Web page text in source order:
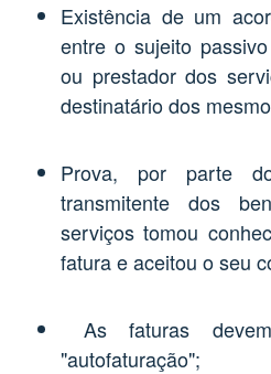
Existência de um
entre o sujeito
ou prestador dos
destinatário dos
Prova, por parte
transmitente dos
serviços tomou
fatura e aceitou o seu
As faturas
"autofaturação";